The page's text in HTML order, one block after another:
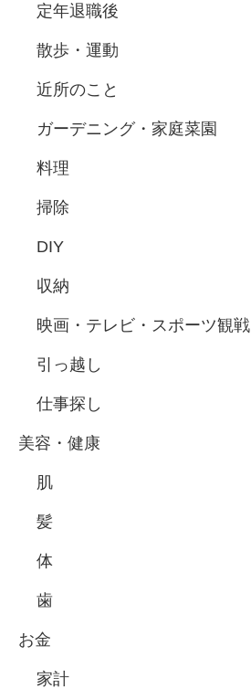
定年退職後
散歩・運動
近所のこと
ガーデニング・家庭菜園
料理
掃除
DIY
収納
映画・テレビ・スポーツ観戦
引っ越し
仕事探し
美容・健康
肌
髪
体
歯
お金
家計